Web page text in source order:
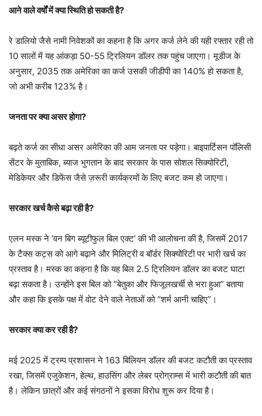
आने वाले वर्षों में क्या स्थिति हो सकती है?
रे डालियो जैसे नामी निवेशकों का कहना है कि अगर कर्ज लेने की यही रफ्तार रही तो
10 सालों में यह आंकड़ा 50-55 ट्रिलियन डॉलर तक पहुंच जाएगा। मूडीज के
अनुसार, 2035 तक अमेरिका का कर्ज उसकी जीडीपी का 140% हो सकता है,
जो अभी करीब 123% है।
जनता पर क्या असर होगा?
बढ़ते कर्ज का सीधा असर अमेरिका की आम जनता पर पड़ेगा। बाइपार्टिसन पॉलिसी
सेंटर के मुताबिक, ब्याज भुगतान के बाद सरकार के पास सोशल सिक्योरिटी,
मेडिकेयर और डिफेंस जैसे ज़रूरी कार्यक्रमों के लिए बजट कम हो जाएगा।
सरकार खर्च कैसे बढ़ा रही है?
एलन मस्क ने ‘वन बिग ब्यूटीफुल बिल एक्ट’ की भी आलोचना की है, जिसमें 2017
के टैक्स कट्स को आगे बढ़ाने और मिलिट्री व बॉर्डर सिक्योरिटी पर भारी खर्च का
प्रस्ताव है। मस्क का कहना है कि यह बिल 2.5 ट्रिलियन डॉलर का बजट घाटा
बढ़ा सकता है। उन्होंने इस बिल को “बेतुका और फिजूलखर्ची से भरा हुआ” बताया
और कहा कि इसके पक्ष में वोट देने वाले नेताओं को “शर्म आनी चाहिए”।
सरकार क्या कर रही है?
मई 2025 में ट्रम्प प्रशासन ने 163 बिलियन डॉलर की बजट कटौती का प्रस्ताव
रखा, जिसमें एजुकेशन, हेल्थ, हाउसिंग और लेबर प्रोग्राम्स में भारी कटौती की बात
है। लेकिन छात्रों और कई संगठनों ने इसका विरोध शुरू कर दिया है।